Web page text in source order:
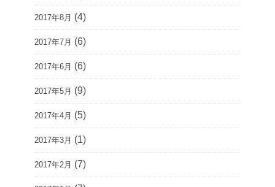
2017年8月 (4)
2017年7月 (6)
2017年6月 (6)
2017年5月 (9)
2017年4月 (5)
2017年3月 (1)
2017年2月 (7)